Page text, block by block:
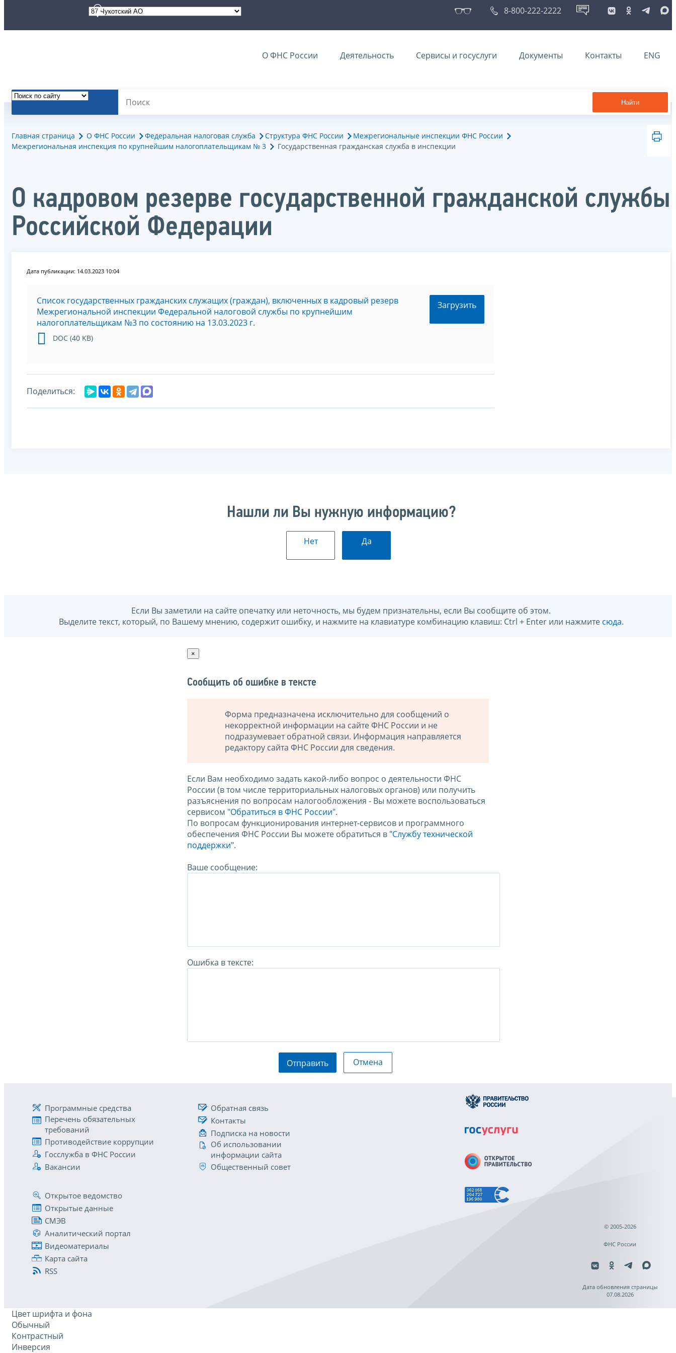
8-800-222-2222
О ФНС России Деятельность Сервисы и госуслуги Документы Контакты ENG
Найти
Главная страница О ФНС России Федеральная налоговая служба Структура ФНС России
Межрегиональные инспекции ФНС России
Межрегиональная инспекция по крупнейшим налогоплательщикам № 3
Государственная гражданская служба в инспекции
О кадровом резерве государственной гражданской службы
Российской Федерации
Дата публикации: 14.03.2023 10:04
Список государственных гражданских служащих (граждан), включенных в кадровый резерв
Межрегиональной инспекции Федеральной налоговой службы по крупнейшим
налогоплательщикам №3 по состоянию на 13.03.2023 г.
DOC (40 KB)
Загрузить
Поделиться:
Нашли ли Вы нужную информацию?
Нет Да
Если Вы заметили на сайте опечатку или неточность, мы будем признательны, если Вы сообщите об этом.
Выделите текст, который, по Вашему мнению, содержит ошибку, и нажмите на клавиатуре комбинацию клавиш: Ctrl + Enter или нажмите сюда.
×
Сообщить об ошибке в тексте
Форма предназначена исключительно для сообщений о
некорректной информации на сайте ФНС России и не
подразумевает обратной связи. Информация направляется
редактору сайта ФНС России для сведения.
Если Вам необходимо задать какой-либо вопрос о деятельности ФНС
России (в том числе территориальных налоговых органов) или получить
разъяснения по вопросам налогообложения - Вы можете воспользоваться
сервисом "Обратиться в ФНС России".
По вопросам функционирования интернет-сервисов и программного
обеспечения ФНС России Вы можете обратиться в "Службу технической
поддержки".
Ваше сообщение:
Ошибка в тексте:
Отправить Отмена
Программные средства
Перечень обязательных
требований
Противодействие коррупции
Госслужба в ФНС России
Вакансии
Обратная связь
Контакты
Подписка на новости
Об использовании
информации сайта
Общественный совет
Открытое ведомство
Открытые данные
СМЭВ
Аналитический портал
Видеоматериалы
Карта сайта
RSS
© 2005-2026
ФНС России
Дата обновления страницы
07.08.2026
Цвет шрифта и фона
Обычный
Контрастный
Инверсия